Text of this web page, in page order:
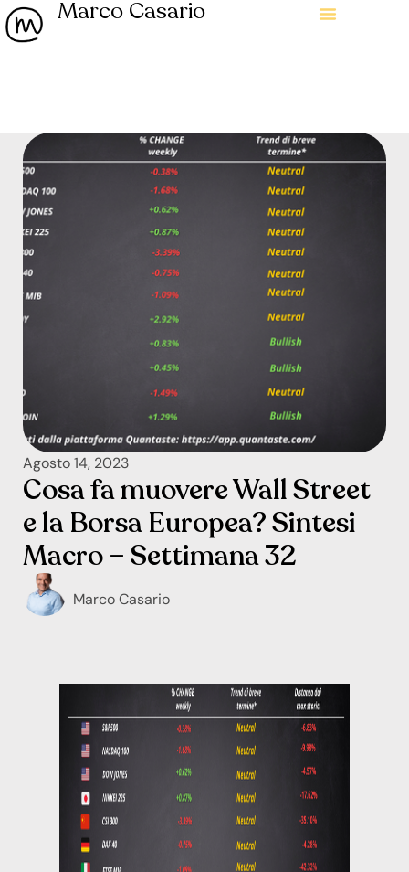
Marco Casario
Agosto 14, 2023
Cosa fa muovere Wall Street
e la Borsa Europea? Sintesi
Macro – Settimana 32
Marco Casario